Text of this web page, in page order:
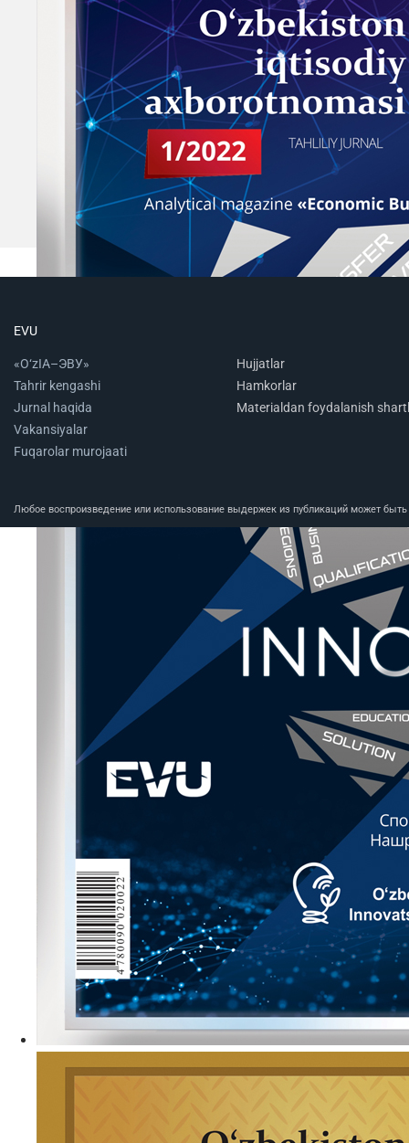
EVU
«O‘zIA–ЭВУ»
Tahrir kengashi
Jurnal haqida
Vakansiyalar
Fuqarolar murojaati
Hujjatlar
Hamkorlar
Materialdan foydalanish
Любое воспроизведение или использование выдержек из публикаций может